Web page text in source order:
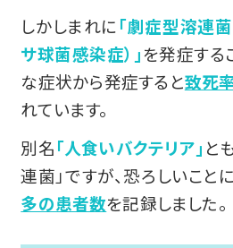
しかしまれに「劇症型溶連
サ球菌感染症）」を発症する
な症状から発症すると致死
れています。
別名「人食いバクテリア」 と
連菌」ですが、恐ろしいことに
多の患者数を記録しました。